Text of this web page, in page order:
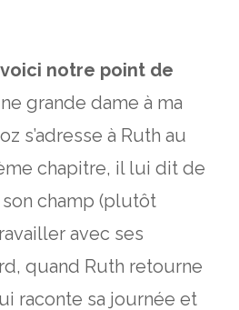
voici notre point de
grande dame à ma
s’adresse à Ruth au
chapitre, il lui dit de
champ (plutôt
avec ses
quand Ruth retourne
raconte sa journée et